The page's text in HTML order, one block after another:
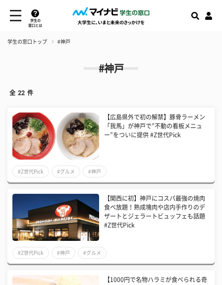
学生の
窓口とは
学生の窓口トップ #神戸
#神戸
全 22 件
【広島県外で初の解禁】豚骨ラーメン
「我馬」が神戸で”不動の看板メニュ
ー”をついに提供 #Z世代Pick
#Z世代Pick #グルメ #神戸
【関西に初】神戸にコスパ最強の焼肉
食べ放題！熟成塊肉や店内手作りのデ
ザートとジェラートビュッフェも話題
#Z世代Pick
#Z世代Pick #神戸 #グルメ
【1000円で名物ハラミが食べられる奇